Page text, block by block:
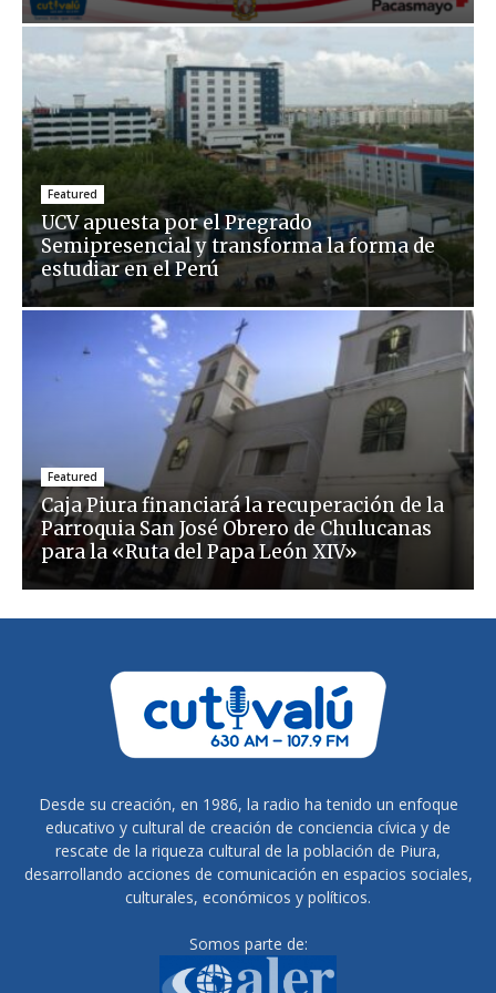
Featured
UCV apuesta por el Pregrado
Semipresencial y transforma la forma de
estudiar en el Perú
Featured
Caja Piura financiará la recuperación de la
Parroquia San José Obrero de Chulucanas
para la «Ruta del Papa León XIV»
Desde su creación, en 1986, la radio ha tenido un enfoque
educativo y cultural de creación de conciencia cívica y de
rescate de la riqueza cultural de la población de Piura,
desarrollando acciones de comunicación en espacios sociales,
culturales, económicos y políticos.
Somos parte de: